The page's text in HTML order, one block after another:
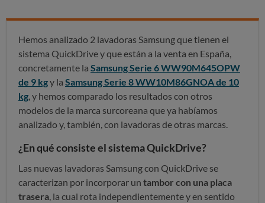
Hemos analizado 2 lavadoras Samsung que tienen el
sistema QuickDrive y que están a la venta en España,
concretamente la Samsung Serie 6 WW90M645OPW
de 9 kgy la Samsung Serie 8 WW10M86GNOA de 10
kg , y hemos comparado los resultados con otros
modelos de la marca surcoreana que ya habíamos
analizado y, también, con lavadoras de otras marcas.
¿En qué consiste el sistema QuickDrive?
Las nuevas lavadoras Samsung con QuickDrive se
caracterizan por incorporar un tambor con una placa
trasera , la cual rota independientemente y en sentido